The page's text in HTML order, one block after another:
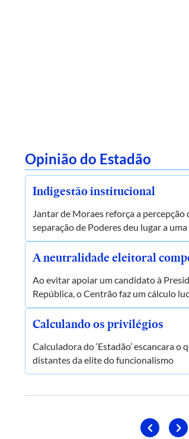
Opinião do Estadão
Indigestão institucional
Jantar de Moraes reforça a percepção
separação de Poderes deu lugar a
A neutralidade eleitoral
Ao evitar apoiar um candidato à
República, o Centrão faz um cálculo
Calculando os privilégios
Calculadora do ‘Estadão’ escancara o
distantes da elite do funcionalismo